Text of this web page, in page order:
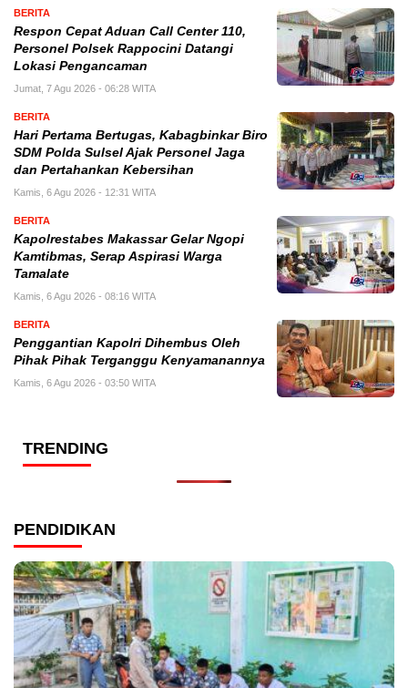
BERITA
Respon Cepat Aduan Call Center 110,
Personel Polsek Rappocini Datangi
Lokasi Pengancaman
Jumat, 7 Agu 2026 - 06:28 WITA
BERITA
Hari Pertama Bertugas, Kabagbinkar Biro
SDM Polda Sulsel Ajak Personel Jaga
dan Pertahankan Kebersihan
Kamis, 6 Agu 2026 - 12:31 WITA
BERITA
Kapolrestabes Makassar Gelar Ngopi
Kamtibmas, Serap Aspirasi Warga
Tamalate
Kamis, 6 Agu 2026 - 08:16 WITA
BERITA
Penggantian Kapolri Dihembus Oleh
Pihak Pihak Terganggu Kenyamanannya
Kamis, 6 Agu 2026 - 03:50 WITA
TRENDING
PENDIDIKAN